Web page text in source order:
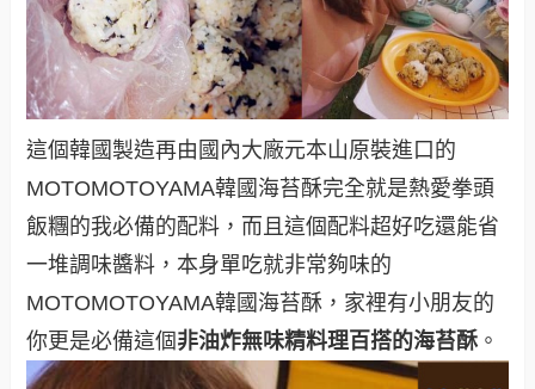
這個韓國製造再由國內大廠元本山原裝進口的
MOTOMOTOYAMA韓國海苔酥完全就是熱愛拳頭
飯糰的我必備的配料，而且這個配料超好吃還能省
一堆調味醬料，本身單吃就非常夠味的
MOTOMOTOYAMA韓國海苔酥，家裡有小朋友的
你更是必備這個非油炸無味精料理百搭的海苔酥 。